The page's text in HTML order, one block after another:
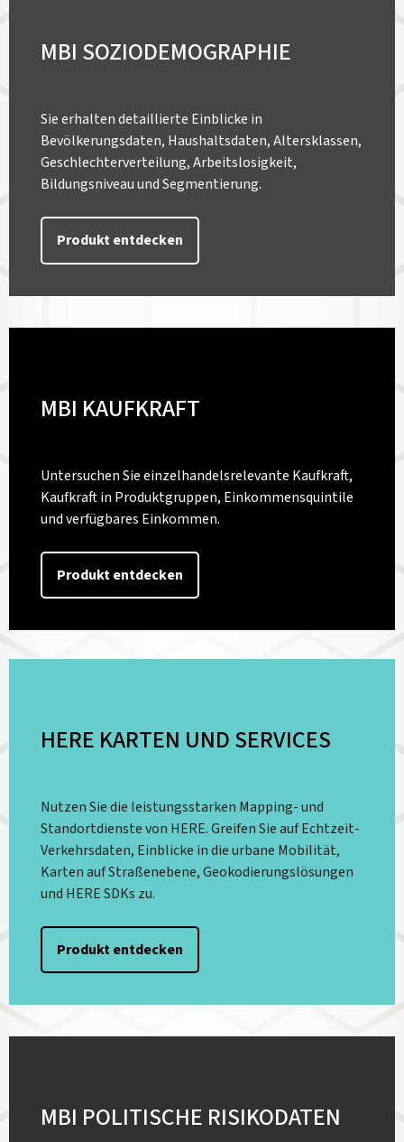
MBI SOZIODEMOGRAPHIE
Sie erhalten detaillierte Einblicke in
Bevölkerungsdaten, Haushaltsdaten, Altersklassen,
Geschlechterverteilung, Arbeitslosigkeit,
Bildungsniveau und Segmentierung.
Produkt entdecken
MBI KAUFKRAFT
Untersuchen Sie einzelhandelsrelevante Kaufkraft,
Kaufkraft in Produktgruppen, Einkommensquintile
und verfügbares Einkommen.
Produkt entdecken
HERE KARTEN UND SERVICES
Nutzen Sie die leistungsstarken Mapping- und
Standortdienste von HERE. Greifen Sie auf Echtzeit-
Verkehrsdaten, Einblicke in die urbane Mobilität,
Karten auf Straßenebene, Geokodierungslösungen
und HERE SDKs zu.
Produkt entdecken
MBI POLITISCHE RISIKODATEN